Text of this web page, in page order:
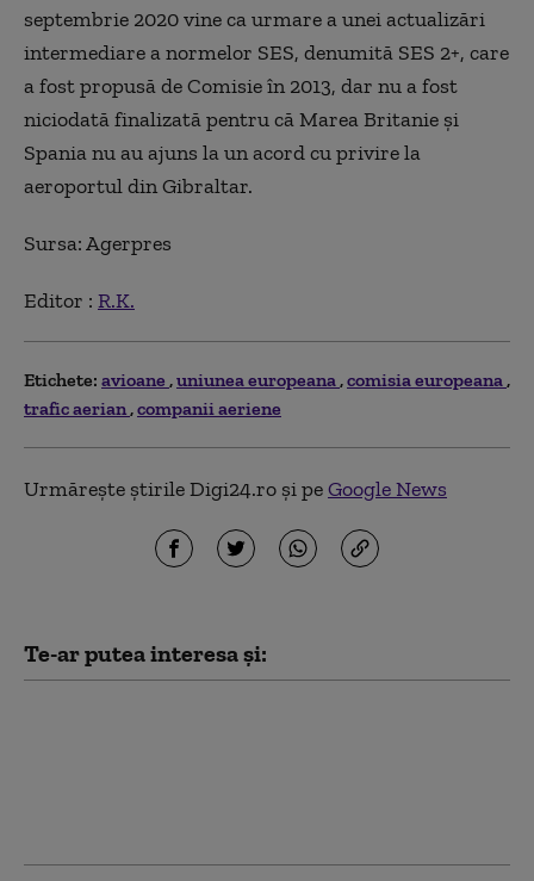
septembrie 2020 vine ca urmare a unei actualizări
intermediare a normelor SES, denumită SES 2+, care
a fost propusă de Comisie în 2013, dar nu a fost
niciodată finalizată pentru că Marea Britanie şi
Spania nu au ajuns la un acord cu privire la
aeroportul din Gibraltar.
Sursa: Agerpres
Editor : R.K.
Etichete: avioane uniunea europeana comisia europeana
trafic aerian companii aeriene
Urmărește știrile Digi24.ro și peGoogle News
Te-ar putea interesa și: